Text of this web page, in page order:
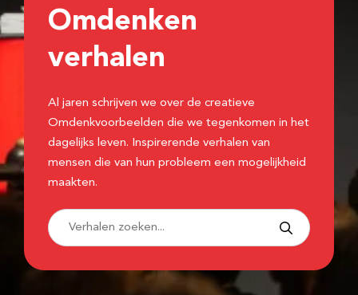
Omdenken
verhalen
Al jaren schrijven we over de creatieve
Omdenkvoorbeelden die we tegenkomen in het
dagelijks leven. Inspirerende verhalen van
mensen die van hun probleem een mogelijkheid
maakten.